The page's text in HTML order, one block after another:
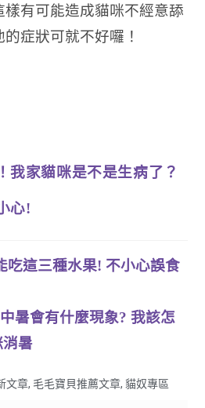
有可能造成貓咪不經意舔
症狀可就不好囉！
我家貓咪是不是生病了？
心!
吃這三種水果! 不小心誤食
暑會有什麼現象? 我該怎
消暑
文章, 毛毛寶貝推薦文章, 貓奴專區